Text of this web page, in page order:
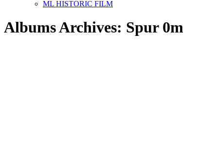
ML HISTORIC FILM
Albums Archives: Spur 0m